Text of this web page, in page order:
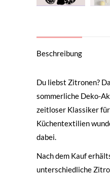
Beschreibung
Du liebst Zitronen?
sommerliche Deko-
zeitloser Klassiker
Küchentextilien
dabei.
Nach dem Kauf
unterschiedliche